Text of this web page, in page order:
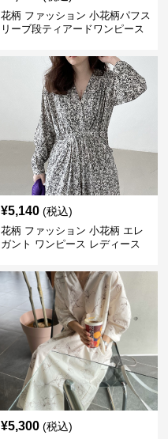
花柄 ファッション 小花柄パフス
リーブ段ティアードワンピース
¥5,140 (税込)
花柄 ファッション 小花柄 エレ
ガント ワンピース レディース
¥5,300 (税込)